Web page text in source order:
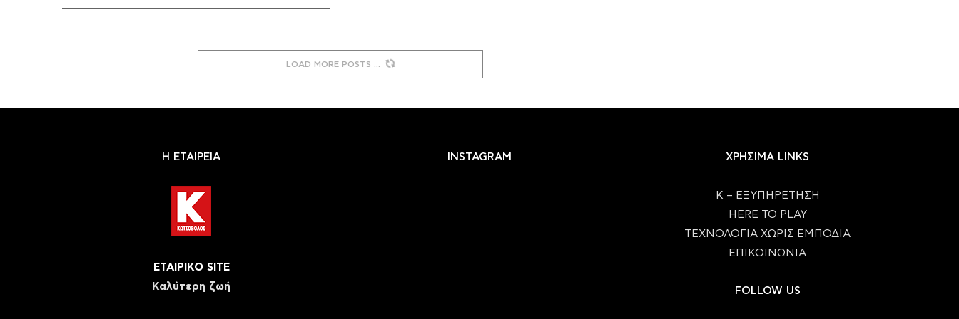
LOAD MORE POSTS
Η ΕΤΑΙΡΕΙΑ
ΕΤΑΙΡΙΚΟ SITE
Καλύτερη ζωή
INSTAGRAM ΧΡΗΣΙΜΑ LINKS
Κ – ΕΞΥΠΗΡΕΤΗΣΗ
HERE TO PLAY
ΤΕΧΝΟΛΟΓΙΑ ΧΩΡΙΣ ΕΜΠΟΔΙΑ
ΕΠΙΚΟΙΝΩΝΙΑ
FOLLOW US